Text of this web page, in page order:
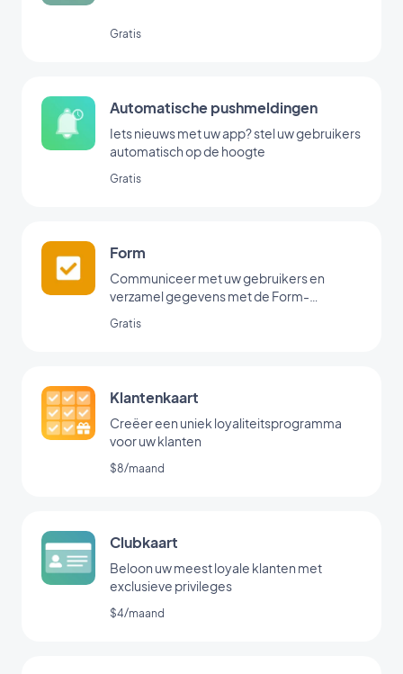
Gratis
Automatische pushmeldingen
Iets nieuws met uw app? stel uw gebruikers
automatisch op de hoogte
Gratis
Form
Communiceer met uw gebruikers en
verzamel gegevens met de Form-
Gratis
Klantenkaart
Creëer een uniek loyaliteitsprogramma
voor uw klanten
$8/maand
Clubkaart
Beloon uw meest loyale klanten met
exclusieve privileges
$4/maand